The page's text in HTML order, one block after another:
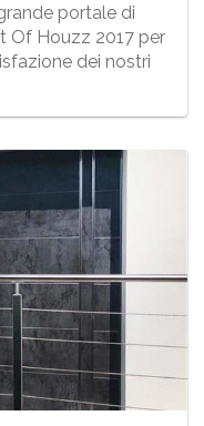
portale di
Of Houzz 2017 per
dei nostri